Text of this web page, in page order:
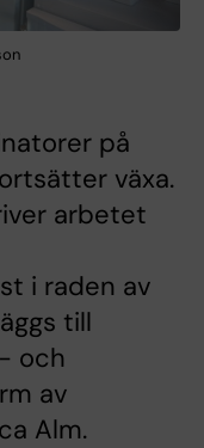
på
växa.
arbetet
i raden av
till
och
av
Alm.